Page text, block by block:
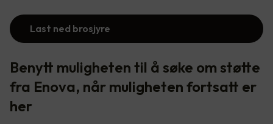
Last ned brosjyre
Benytt muligheten til å søke om støtte
fra Enova, når muligheten fortsatt er
her